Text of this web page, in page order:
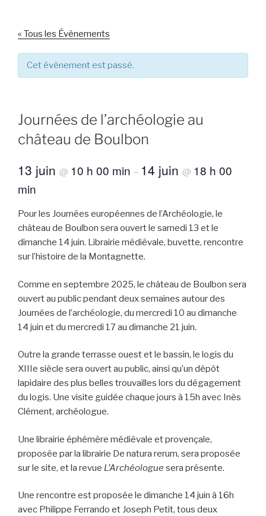
« Tous les Évènements
Cet évènement est passé.
Journées de l’archéologie au
château de Boulbon
13 juin @ 10 h 00 min – 14 juin @ 18 h 00
min
Pour les Journées européennes de l’Archéologie, le
château de Boulbon sera ouvert le samedi 13 et le
dimanche 14 juin. Librairie médiévale, buvette, rencontre
sur l’histoire de la Montagnette.
Comme en septembre 2025, le château de Boulbon sera
ouvert au public pendant deux semaines autour des
Journées de l’archéologie, du mercredi 10 au dimanche
14 juin et du mercredi 17 au dimanche 21 juin.
Outre la grande terrasse ouest et le bassin, le logis du
XIIIe siècle sera ouvert au public, ainsi qu’un dépôt
lapidaire des plus belles trouvailles lors du dégagement
du logis. Une visite guidée chaque jours à 15h avec Inès
Clément, archéologue.
Une librairie éphémère médiévale et provençale,
proposée par la librairie De natura rerum, sera proposée
sur le site, et la revue L’Archéologue sera présente.
Une rencontre est proposée le dimanche 14 juin à 16h
avec Philippe Ferrando et Joseph Petit, tous deux